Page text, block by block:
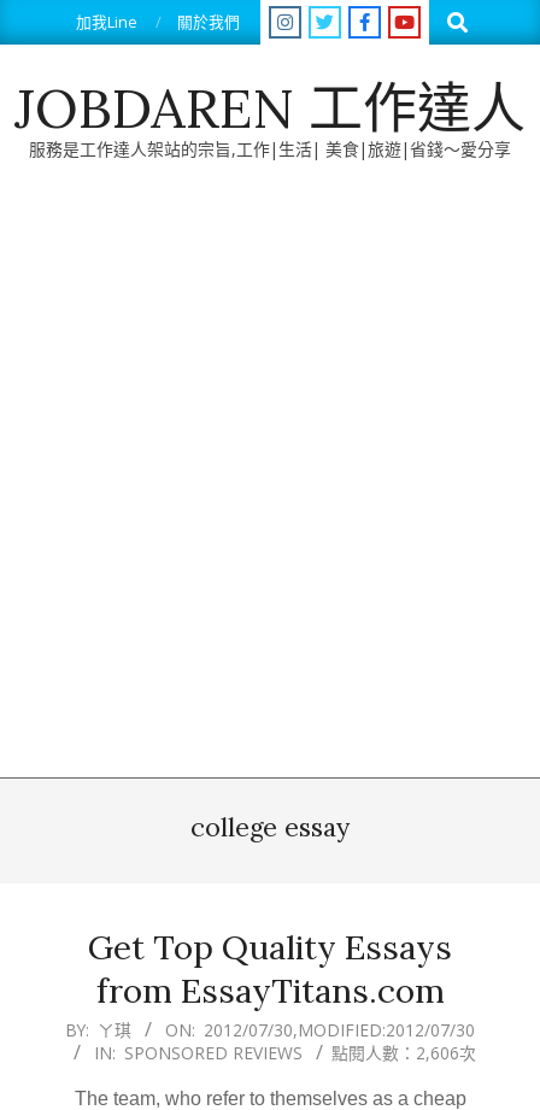
to
加我Line 關於我們 Search
JOBDAREN 工作達人
服務是工作達人架站的宗旨,工作|生活| 美食|旅遊|省錢～愛分享
college essay
Get Top Quality Essays
from EssayTitans.com
2012-
07-
BY: ㄚ琪 ON: 2012/07/30,MODIFIED:2012/07/30
IN: SPONSORED REVIEWS 點閱人數：2,606次
The team, who refer to themselves as a cheap